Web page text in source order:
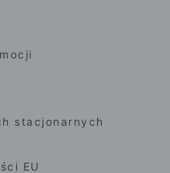
stacjonarnych
EU